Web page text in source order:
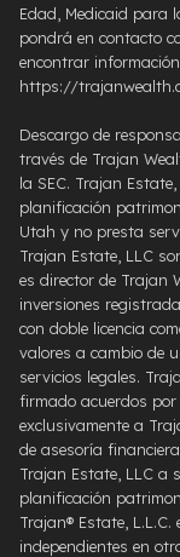
Edad, Medicaid para
pondrá en contacto
encontrar
https://
Descargo de
través de Trajan
la SEC. Trajan
planificación
Utah y no presta
Trajan Estate, LLC
es director de Trajan
inversiones
con doble licencia
valores a cambio de
servicios legales.
firmado acuerdos por
exclusivamente a
de asesoría
Trajan Estate, LLC a
planificación
Trajan® Estate,
independientes en